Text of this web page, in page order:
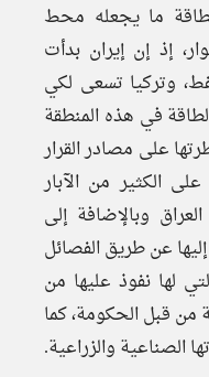
ما يجعله محط
إذ إن إيران بدأت
وتركيا تسعى لكي
في هذه المنطقة
على مصادر القرار
الكثير من الآبار
وبالإضافة إلى
عن طريق الفصائل
لها نفوذ عليها من
قبل الحكومة، كما
الصناعية والزراعية.